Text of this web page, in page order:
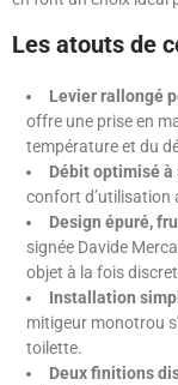
Les atouts de
Levier rallongé
offre une prise en
température et du
Débit optimisé à
confort d’utilisation
Design épuré,
signée Davide
objet à la fois
Installation
mitigeur monotrou
toilette.
Deux finitions